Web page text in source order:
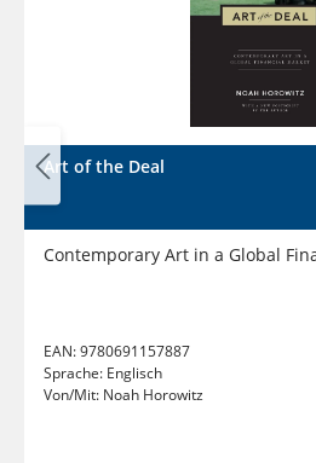
Art of the Deal
Contemporary Art in a Global
EAN:9780691157887
Sprache: Englisch
Von/Mit: Noah Horowitz